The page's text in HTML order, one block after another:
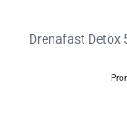
Drenafast Detox